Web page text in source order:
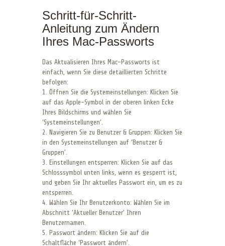
Schritt-für-Schritt-
Anleitung zum Ändern
Ihres Mac-Passworts
Das Aktualisieren Ihres Mac-Passworts ist
einfach, wenn Sie diese detaillierten Schritte
befolgen:
1. Öffnen Sie die Systemeinstellungen: Klicken Sie
auf das Apple-Symbol in der oberen linken Ecke
Ihres Bildschirms und wählen Sie
‘Systemeinstellungen’.
2. Navigieren Sie zu Benutzer & Gruppen: Klicken Sie
in den Systemeinstellungen auf ‘Benutzer &
Gruppen’.
3. Einstellungen entsperren: Klicken Sie auf das
Schlosssymbol unten links, wenn es gesperrt ist,
und geben Sie Ihr aktuelles Passwort ein, um es zu
entsperren.
4. Wählen Sie Ihr Benutzerkonto: Wählen Sie im
Abschnitt ‘Aktueller Benutzer’ Ihren
Benutzernamen.
5. Passwort ändern: Klicken Sie auf die
Schaltfläche ‘Passwort ändern’.